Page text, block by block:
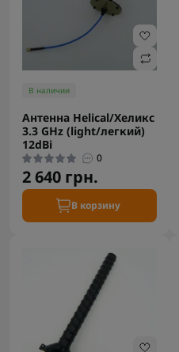
В наличии
Антенна Helical/Хеликс
3.3 GHz (light/легкий)
12dBi
0
2 640 грн.
В корзину